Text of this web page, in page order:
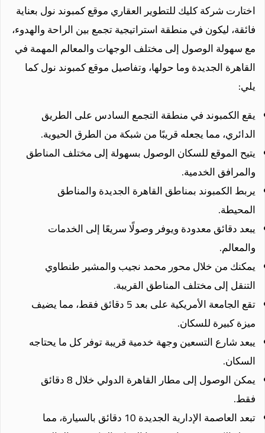
اختارت شركة كليك للتطوير العقاري موقع كمبوند نول بعناية
فائقة، ليكون في منطقة استراتيجية تجمع بين الراحة والهدوء،
مع سهولة الوصول إلى مختلف الوجهات والمعالم المهمة في
القاهرة الجديدة وما حولها، وتفاصيل موقع كمبوند نول كما
يلي:
يقع الكمبوند في منطقة التجمع السادس على الطريق
الدائري، مما يجعله قريبًا من شبكة من الطرق الحيوية.
يتيح الموقع للسكان الوصول بسهولة إلى مختلف المناطق
والمرافق الخدمية.
يربط الكمبوند بمناطق القاهرة الجديدة والمناطق
المحيطة.
يبعد دقائق معدودة ويوفر وصولًا سريعًا إلى الخدمات
والمعالم.
يمكنك من خلال محور محمد نجيب والمشير طنطاوي
التنقل إلى مختلف المناطق القريبة.
تقع الجامعة الأمريكية على بعد 5 دقائق فقط، مما يضيف
ميزة كبيرة للسكان.
يبعد شارع التسعين وجهة خدمية قريبة توفر كل ما يحتاجه
السكان.
يمكن الوصول إلى مطار القاهرة الدولي خلال 8 دقائق
فقط.
تبعد العاصمة الإدارية الجديدة 10 دقائق بالسيارة، مما